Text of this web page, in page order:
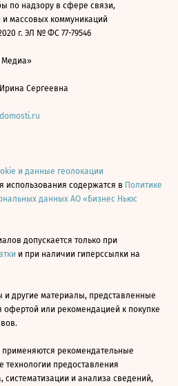
по надзору в сфере связи,
массовых коммуникаций
г. ЭЛ № ФС 77-79546
Медиа»
Сергеевна
и данные геолокации
использования содержатся в Политике
данных АО «Бизнес Ньюс
допускается только при
и при наличии гиперссылки на
и другие материалы, представленные
офертой или рекомендацией к покупке
рекомендательные
предоставления
и анализа сведений,